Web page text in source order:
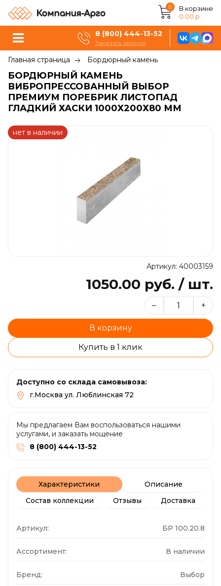
0
В корзине
0.00 р.
8 (800) 444-13-52
Заказать звонок
Главная страница Бордюрный камень
БОРДЮРНЫЙ КАМЕНЬ
ВИБРОПРЕССОВАННЫЙ ВЫБОР
ПРЕМИУМ ПОРЕБРИК ЛИСТОПАД
ГЛАДКИЙ ХАСКИ 1000Х200Х80 ММ
нет в наличии
Артикул: 40003159
1050.00 руб. / шт.
– +
В корзину
Купить в 1 клик
Доступно со склада самовывоза:
г.Москва ул. Люблинская 72
Мы предлагаем Вам воспользоваться нашими
услугами, и заказать мощение
8 (800) 444-13-52
Характеристики
Описание
Состав коллекции
Отзывы Доставка
Артикул: БР 100.20.8
Ассортимент: В наличии
Бренд: Выбор